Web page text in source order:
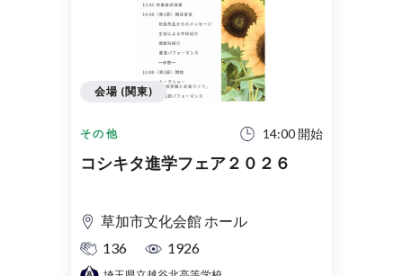
その他 14:00 開始
コシキタ進学フェア２０２６
草加市文化会館 ホール
136
1926
会場 (関東)